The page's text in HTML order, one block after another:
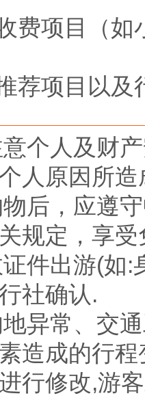
费项目（
荐项目以
个人及财
人原因所
后，应遵
规定，享
件出游(如:
社确认.
异常、交
造成的行
行修改,游